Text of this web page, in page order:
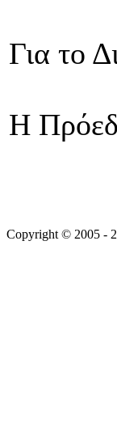
Για το
Η
Ο
Copyright © 2005 -